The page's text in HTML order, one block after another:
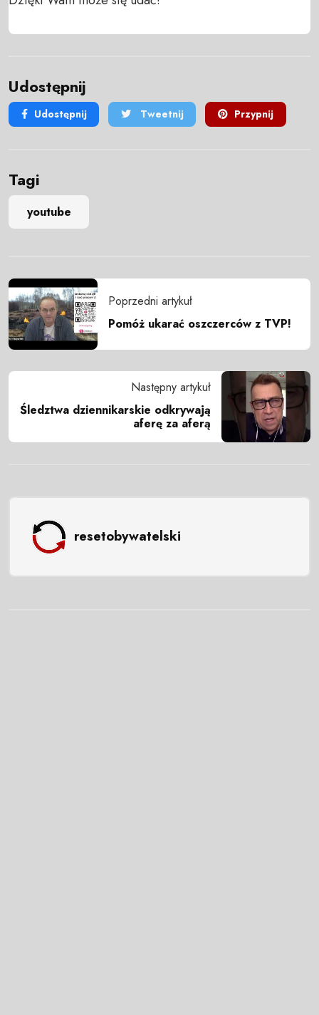
Udostępnij
Udostępnij Tweetnij Przypnij
Tagi
youtube
Poprzedni artykuł
Pomóż ukarać oszczerców z TVP!
Następny artykuł
Śledztwa dziennikarskie odkrywają
aferę za aferą
resetobywatelski